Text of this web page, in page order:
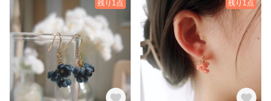
残り1点 残り1点